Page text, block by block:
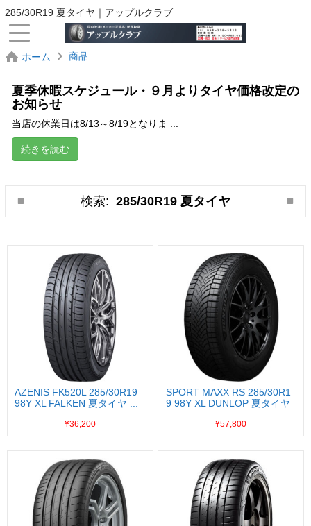
285/30R19 夏タイヤ｜アップルクラブ
ホーム 商品
夏季休暇スケジュール・９月よりタイヤ価格改定の
お知らせ
当店の休業日は8/13～8/19となりま ...
続きを読む
検索: 285/30R19 夏タイヤ
AZENIS FK520L 285/30R19
98Y XL FALKEN 夏タイヤ ...
¥36,200
SPORT MAXX RS 285/30R1
9 98Y XL DUNLOP 夏タイヤ
¥57,800